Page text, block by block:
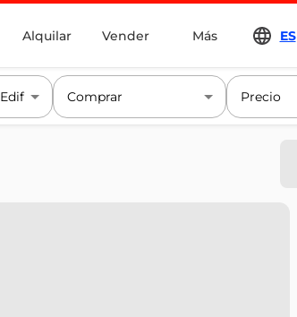
Alquilar Vender Más ES
Edificio Edificio Comercial
Comprar Precio